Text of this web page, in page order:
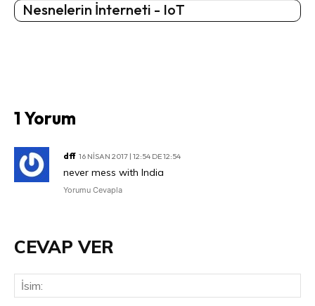
Nesnelerin İnterneti - IoT
1 Yorum
dff 16 NISAN 2017 | 12:54 DE 12:54
never mess with India
Yorumu Cevapla
CEVAP VER